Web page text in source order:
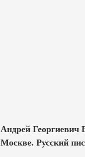
Андрей Георгиевич
Москве. Русский